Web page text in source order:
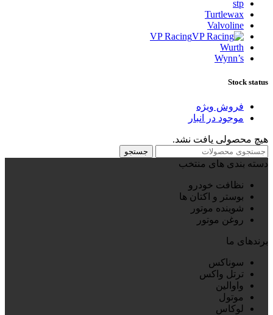
stp
Turtlewax
Valvoline
VP Racing
Wurth
Wynn’s
Stock status
فروش ویژه
موجود در انبار
هیچ محصولی یافت نشد.
جستجو
دسته بندی های منتخب
نظافت خودرو
بوستر و اکتان ها
شوینده موتور
روغن موتور
برندهای ما
سوناکس
ترتل واکس
واوالین
موتول
لوکاس